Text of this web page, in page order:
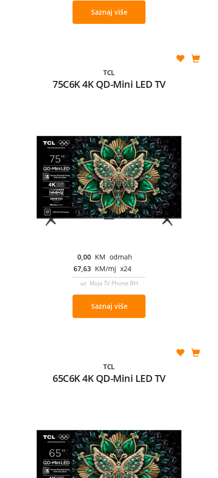
Saznaj više
TCL
75C6K 4K QD-Mini LED TV
0,00 KM odmah
67,63 KM/mj x24
uz Moja TV Phone BH
Saznaj više
TCL
65C6K 4K QD-Mini LED TV